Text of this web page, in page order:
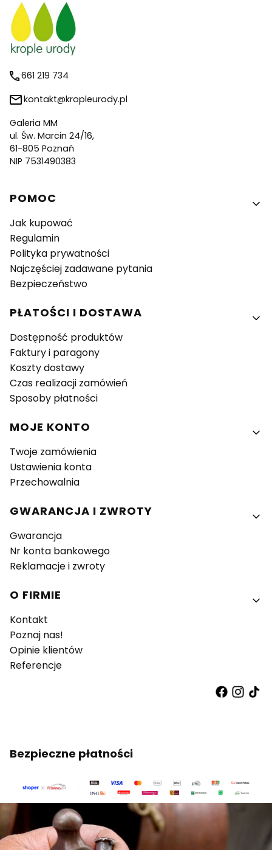
661 219 734
kontakt@kropleurody.pl
Galeria MM
ul. Św. Marcin 24/16,
61-805 Poznań
NIP 7531490383
Linki w stopce
POMOC
Jak kupować
Regulamin
Polityka prywatności
Najczęściej zadawane pytania
Bezpieczeństwo
PŁATOŚCI I DOSTAWA
Dostępność produktów
Faktury i paragony
Koszty dostawy
Czas realizacji zamówień
Sposoby płatności
MOJE KONTO
Twoje zamówienia
Ustawienia konta
Przechowalnia
GWARANCJA I ZWROTY
Gwarancja
Nr konta bankowego
Reklamacje i zwroty
O FIRMIE
Kontakt
Poznaj nas!
Opinie klientów
Referencje
Bezpieczne płatności